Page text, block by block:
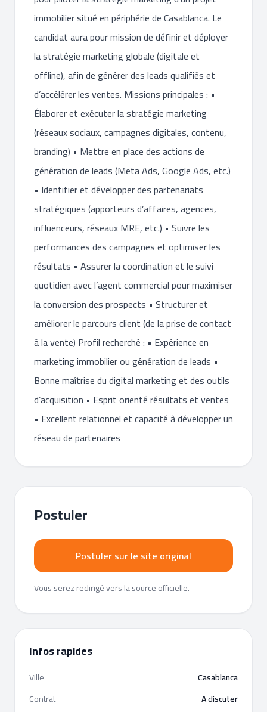
immobilier situé en périphérie de Casablanca. Le
candidat aura pour mission de définir et déployer
la stratégie marketing globale (digitale et
offline), afin de générer des leads qualifiés et
d’accélérer les ventes. Missions principales : •
Élaborer et exécuter la stratégie marketing
(réseaux sociaux, campagnes digitales, contenu,
branding) • Mettre en place des actions de
génération de leads (Meta Ads, Google Ads, etc.)
• Identifier et développer des partenariats
stratégiques (apporteurs d’affaires, agences,
influenceurs, réseaux MRE, etc.) • Suivre les
performances des campagnes et optimiser les
résultats • Assurer la coordination et le suivi
quotidien avec l’agent commercial pour maximiser
la conversion des prospects • Structurer et
améliorer le parcours client (de la prise de contact
à la vente) Profil recherché : • Expérience en
marketing immobilier ou génération de leads •
Bonne maîtrise du digital marketing et des outils
d’acquisition • Esprit orienté résultats et ventes
• Excellent relationnel et capacité à développer un
réseau de partenaires
Postuler
Postuler sur le site original
Vous serez redirigé vers la source officielle.
Infos rapides
Ville
Casablanca
Contrat
A discuter